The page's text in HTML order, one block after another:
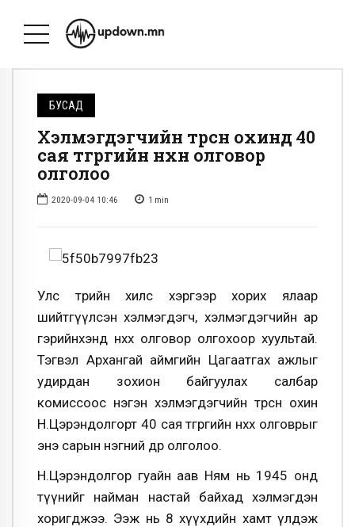
БУСАД
Хэлмэгдэгчийн төрсөн охинд 40
сая төгрөгийн нөхөн олговор
олголоо
2020-09-04 10:46 1 min
Улс төрийн хилс хэргээр хорих ялаар
шийтгүүлсэн хэлмэгдэгч, хэлмэгдэгчийн ар
гэрийнхэнд нөхөх олговор олгохоор хуультай.
Тэгвэл Архангай аймгийн Цагаатгах ажлыг
удирдан зохион байгуулах салбар
комиссоос нэгэн хэлмэгдэгчийн төрсөн охин
Н.Цэрэндолгорт 40 сая төгрөгийн нөхөх олговрыг
энэ сарын нэгний өдөр олголоо.
Н.Цэрэндолгор гуайн аав Ням нь 1945 онд
түүнийг найман настай байхад хэлмэгдэн
хоригджээ. Ээж нь 8 хүүхдийн хамт үлдэж